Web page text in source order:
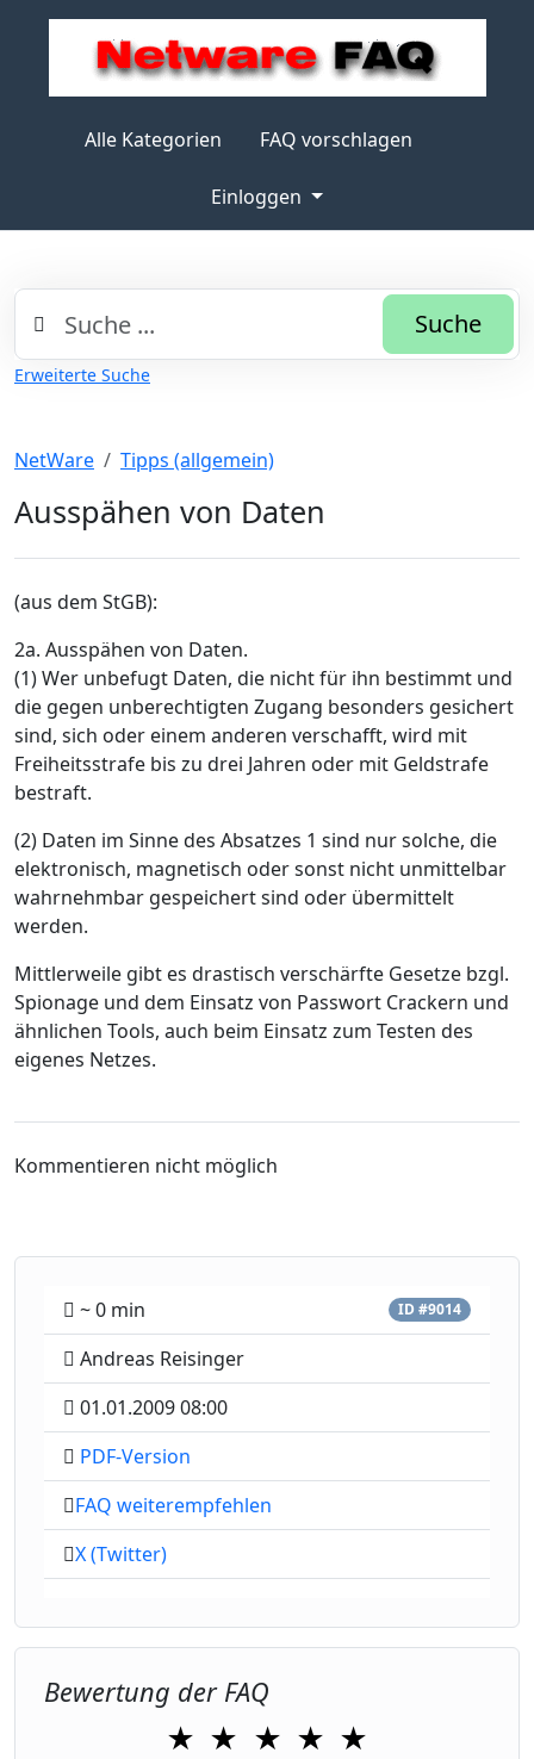
Alle Kategorien FAQ vorschlagen
Einloggen
Suche
Erweiterte Suche
NetWare Tipps (allgemein)
Ausspähen von Daten
(aus dem StGB):
2a. Ausspähen von Daten.
(1) Wer unbefugt Daten, die nicht für ihn bestimmt und
die gegen unberechtigten Zugang besonders gesichert
sind, sich oder einem anderen verschafft, wird mit
Freiheitsstrafe bis zu drei Jahren oder mit Geldstrafe
bestraft.
(2) Daten im Sinne des Absatzes 1 sind nur solche, die
elektronisch, magnetisch oder sonst nicht unmittelbar
wahrnehmbar gespeichert sind oder übermittelt
werden.
Mittlerweile gibt es drastisch verschärfte Gesetze bzgl.
Spionage und dem Einsatz von Passwort Crackern und
ähnlichen Tools, auch beim Einsatz zum Testen des
eigenes Netzes.
Kommentieren nicht möglich
~ 0 min ID #9014
Andreas Reisinger
01.01.2009 08:00
PDF-Version
FAQ weiterempfehlen
X (Twitter)
Bewertung der FAQ
★ ★ ★ ★ ★